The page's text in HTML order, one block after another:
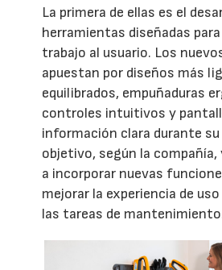
La primera de ellas es el
herramientas diseñadas
trabajo al usuario. Los
apuestan por diseños más
equilibrados, empuñaduras
controles intuitivos y
información clara durante su
objetivo, según la
a incorporar nuevas
mejorar la experiencia de
las tareas de